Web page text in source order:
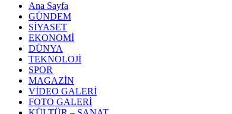
Ana Sayfa
GÜNDEM
SİYASET
EKONOMİ
DÜNYA
TEKNOLOJİ
SPOR
MAGAZİN
VİDEO GALERİ
FOTO GALERİ